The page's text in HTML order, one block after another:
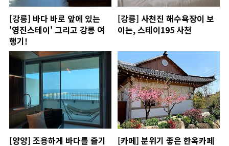
[강릉] 바다 바로 앞에 있는
'영진스테이' 그리고 강릉 여
행기!
[강릉] 사천진 해수욕장이 보
이는, 스테이195 사천
[양양] 조용하게 바다를 즐기
[카페] 분위기 좋은 한옥카페